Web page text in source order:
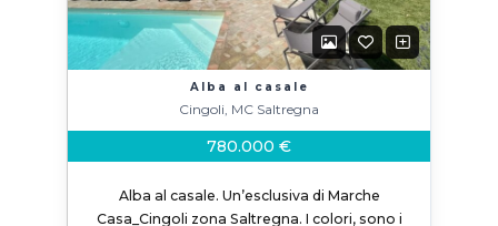
Alba al casale
Cingoli, MC Saltregna
780.000 €
Alba al casale. Un’esclusiva di Marche
Casa_Cingoli zona Saltregna. I colori, sono i